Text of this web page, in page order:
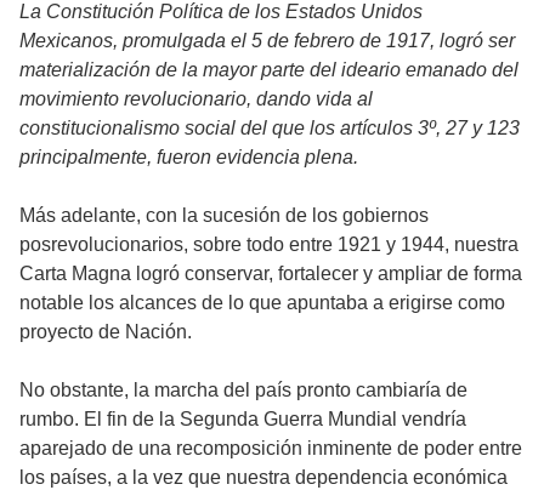
La Constitución Política de los Estados Unidos
Mexicanos, promulgada el 5 de febrero de 1917, logró ser
materialización de la mayor parte del ideario emanado del
movimiento revolucionario, dando vida al
constitucionalismo social del que los artículos 3º, 27 y 123
principalmente, fueron evidencia plena.
Más adelante, con la sucesión de los gobiernos
posrevolucionarios, sobre todo entre 1921 y 1944, nuestra
Carta Magna logró conservar, fortalecer y ampliar de forma
notable los alcances de lo que apuntaba a erigirse como
proyecto de Nación.
No obstante, la marcha del país pronto cambiaría de
rumbo. El fin de la Segunda Guerra Mundial vendría
aparejado de una recomposición inminente de poder entre
los países, a la vez que nuestra dependencia económica